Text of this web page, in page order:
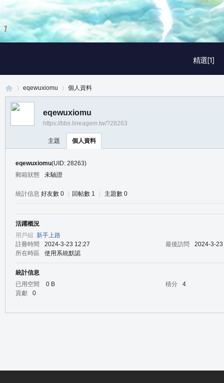
精選[1]
1 / 3
eqewuxiomu 個人資料
eqewuxiomu
https://bbs.lineagem.tw/?28263
主題 個人資料
eqewuxiomu(UID: 28263)
郵箱狀態
未驗證
統計信息 好友數 0 回帖數 1 主題數 0
活躍概況
用戶組 新手上路
註冊時間
2024-3-23 12:27 最後訪問
2024-3-
所在時區
使用系統默認
統計信息
已用空間
0 B 積分
4
貢獻
0